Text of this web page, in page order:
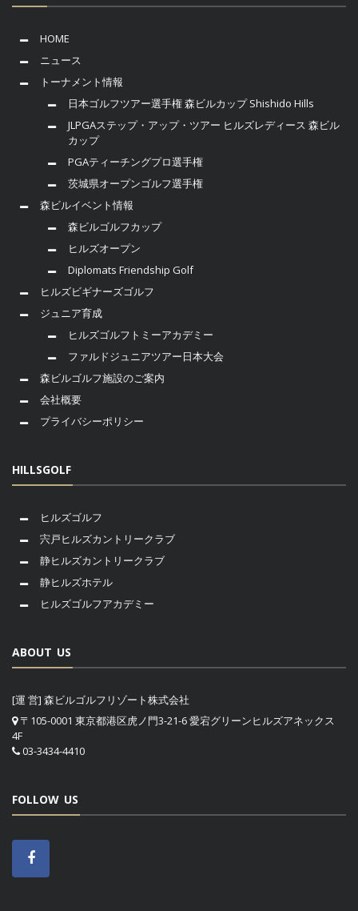
HOME
ニュース
トーナメント情報
日本ゴルフツアー選手権 森ビルカップ Shishido Hills
JLPGAステップ・アップ・ツアー ヒルズレディース 森ビル
カップ
PGAティーチングプロ選手権
茨城県オープンゴルフ選手権
森ビルイベント情報
森ビルゴルフカップ
ヒルズオープン
Diplomats Friendship Golf
ヒルズビギナーズゴルフ
ジュニア育成
ヒルズゴルフトミーアカデミー
ファルドジュニアツアー日本大会
森ビルゴルフ施設のご案内
会社概要
プライバシーポリシー
HILLSGOLF
ヒルズゴルフ
宍戸ヒルズカントリークラブ
静ヒルズカントリークラブ
静ヒルズホテル
ヒルズゴルフアカデミー
ABOUT US
[運 営] 森ビルゴルフリゾート株式会社
〒105-0001 東京都港区虎ノ門3-21-6 愛宕グリーンヒルズアネックス
4F
03-3434-4410
FOLLOW US